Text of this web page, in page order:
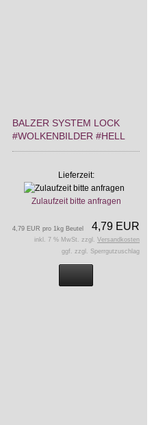
BALZER SYSTEM LOCK
#WOLKENBILDER #HELL
Lieferzeit:
Zulaufzeit bitte anfragen
4,79 EUR
4,79 EUR pro 1kg Beutel
inkl. 7 % MwSt. zzgl. Versandkosten
ggf. zzgl. Sperrgutzuschlag